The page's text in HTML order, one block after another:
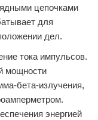
цепочками
для
дел.
тока импульсов.
мощности
бета-излучения,
энергией